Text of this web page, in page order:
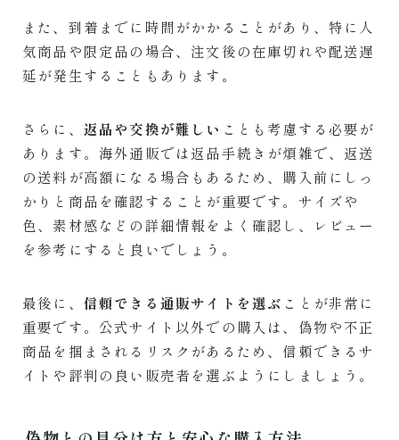
また、到着までに時間がかかることがあり、特に人
気商品や限定品の場合、注文後の在庫切れや配送遅
延が発生することもあります。
さらに、 返品や交換が難しい ことも考慮する必要が
あります。海外通販では返品手続きが煩雑で、返送
の送料が高額になる場合もあるため、購入前にしっ
かりと商品を確認することが重要です。サイズや
色、素材感などの詳細情報をよく確認し、レビュー
を参考にすると良いでしょう。
最後に、 信頼できる通販サイトを選ぶ ことが非常に
重要です。公式サイト以外での購入は、偽物や不正
商品を掴まされるリスクがあるため、信頼できるサ
イトや評判の良い販売者を選ぶようにしましょう。